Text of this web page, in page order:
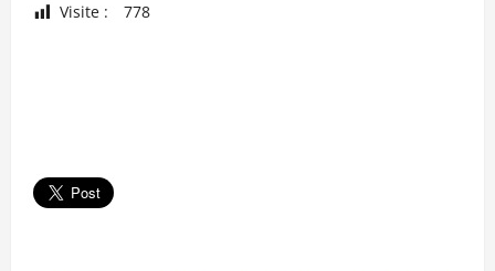
Visite : 778